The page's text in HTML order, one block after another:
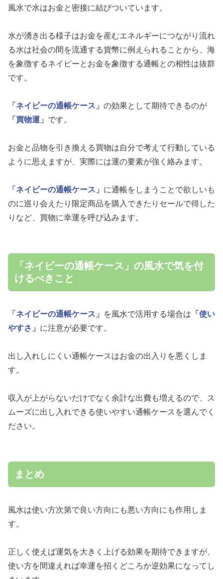
風水で水はお金と密接に結びついています。
水が湧き出る様子はお金を産むエネルギーにつながり流れ
る水は社会の間を流通する貨幣に例えられることから、海
を象徴するネイビーとお金を象徴する通帳との相性は抜群
です。
「ネイビーの通帳ケース」 の効果として期待できるのが
「買物運」 です。
お金と品物を引き換える買物は自分で考えて行動している
ように思えますが、実際には運の要素が強く絡みます。
「ネイビーの通帳ケース」 に通帳をしまうことで欲しいも
のに巡り会えたり限定商品を購入できたりセールで得した
りなど、買物に幸運を呼び込みます。
「ネイビーの通帳ケース」の風水で気を付
けるべきこと
「ネイビーの通帳ケース」 を風水で活用する場合は 「使い
やすさ」 に注意が必要です。
出し入れしにくい通帳ケースはお金の出入りを悪くしま
す。
収入が上がらないだけでなく余計な出費も増えるので、ス
ムーズに出し入れできる使いやすい通帳ケースを選んでく
ださい。
まとめ
風水は使い方次第で良い方向にも悪い方向にも作用しま
す。
正しく使えば運気を大きく上げる効果を期待できますが、
使い方を間違えれば幸運を招くどころか逆効果になってし